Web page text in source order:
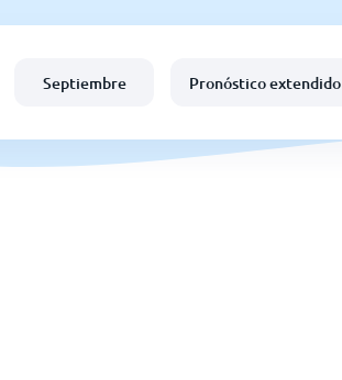
Septiembre Pronóstico extendido